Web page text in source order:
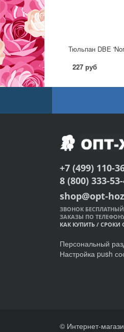
Тюльпан DBE
227 руб
+7 (499) 110-
8 (800) 333-
shop@opt-
ЗВОНОК БЕСПЛАТНЫЙ
ЗАКАЗЫ ПО
КАК КУПИТЬ / СРОКИ
Персональный
Настройка push
© Интернет-